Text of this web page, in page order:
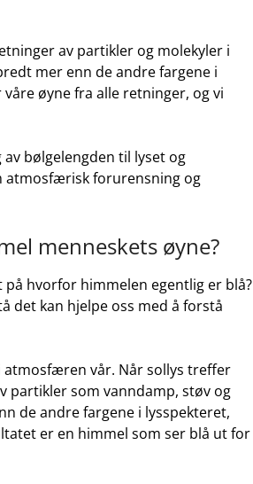
av partikler og molekyler i
mer‍ enn de andre‍ fargene i
øyne fra‌ alle retninger, ​og vi
bølgelengden til lyset og
atmosfærisk forurensning ⁢og
menneskets øyne?
hvorfor himmelen egentlig er blå?⁢
det ⁤kan hjelpe oss med å forstå
atmosfæren vår. Når sollys treffer
partikler som vanndamp, støv og
de​ andre fargene‍ i lysspekteret,
er en himmel som ser blå ut ‍for